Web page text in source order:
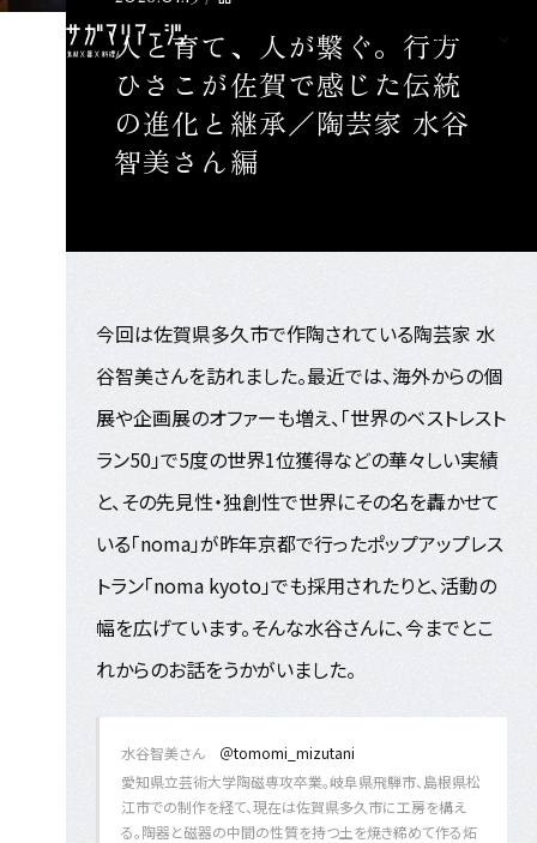
Language
人と育て、人が繋ぐ。行方
ひさこが佐賀で感じた伝統
の進化と継承／陶芸家 水谷
智美さん編
今回は佐賀県多久市で作陶されている陶芸家 水
谷智美さんを訪れました。最近では、海外からの個
展や企画展のオファーも増え、「世界のベストレスト
ラン50」で5度の世界1位獲得などの華々しい実績
と、その先見性・独創性で世界にその名を轟かせて
いる「noma」が昨年京都で行ったポップアップレス
トラン「noma kyoto」でも採用されたりと、活動の
幅を広げています。そんな水谷さんに、今までとこ
れからのお話をうかがいました。
水谷智美さん ＠tomomi_mizutani
愛知県立芸術大学陶磁専攻卒業。岐阜県飛騨市、島根県松
江市での制作を経て、現在は佐賀県多久市に工房を構え
る。陶器と磁器の中間の性質を持つ土を焼き締めて作る炻